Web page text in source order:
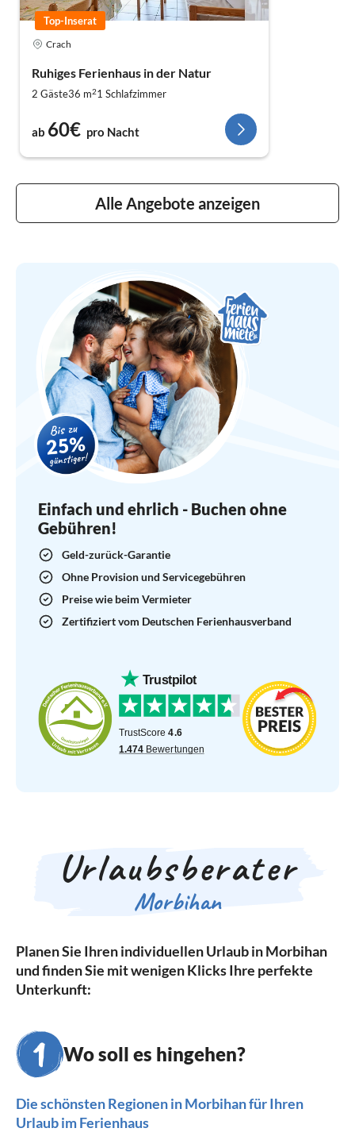
Crach
Ruhiges Ferienhaus in der Natur
2 Gäste36 m21 Schlafzimmer
ab 60€ pro Nacht
Top-Inserat
Alle Angebote anzeigen
Einfach und ehrlich - Buchen ohne
Gebühren!
Geld-zurück-Garantie
Ohne Provision und Servicegebühren
Preise wie beim Vermieter
Zertifiziert vom Deutschen Ferienhausverband
Urlaubsberater
Morbihan
Planen Sie Ihren individuellen Urlaub in Morbihan
und finden Sie mit wenigen Klicks Ihre perfekte
Unterkunft:
Wo soll es hingehen?
Die schönsten Regionen in Morbihan für Ihren
Urlaub im Ferienhaus